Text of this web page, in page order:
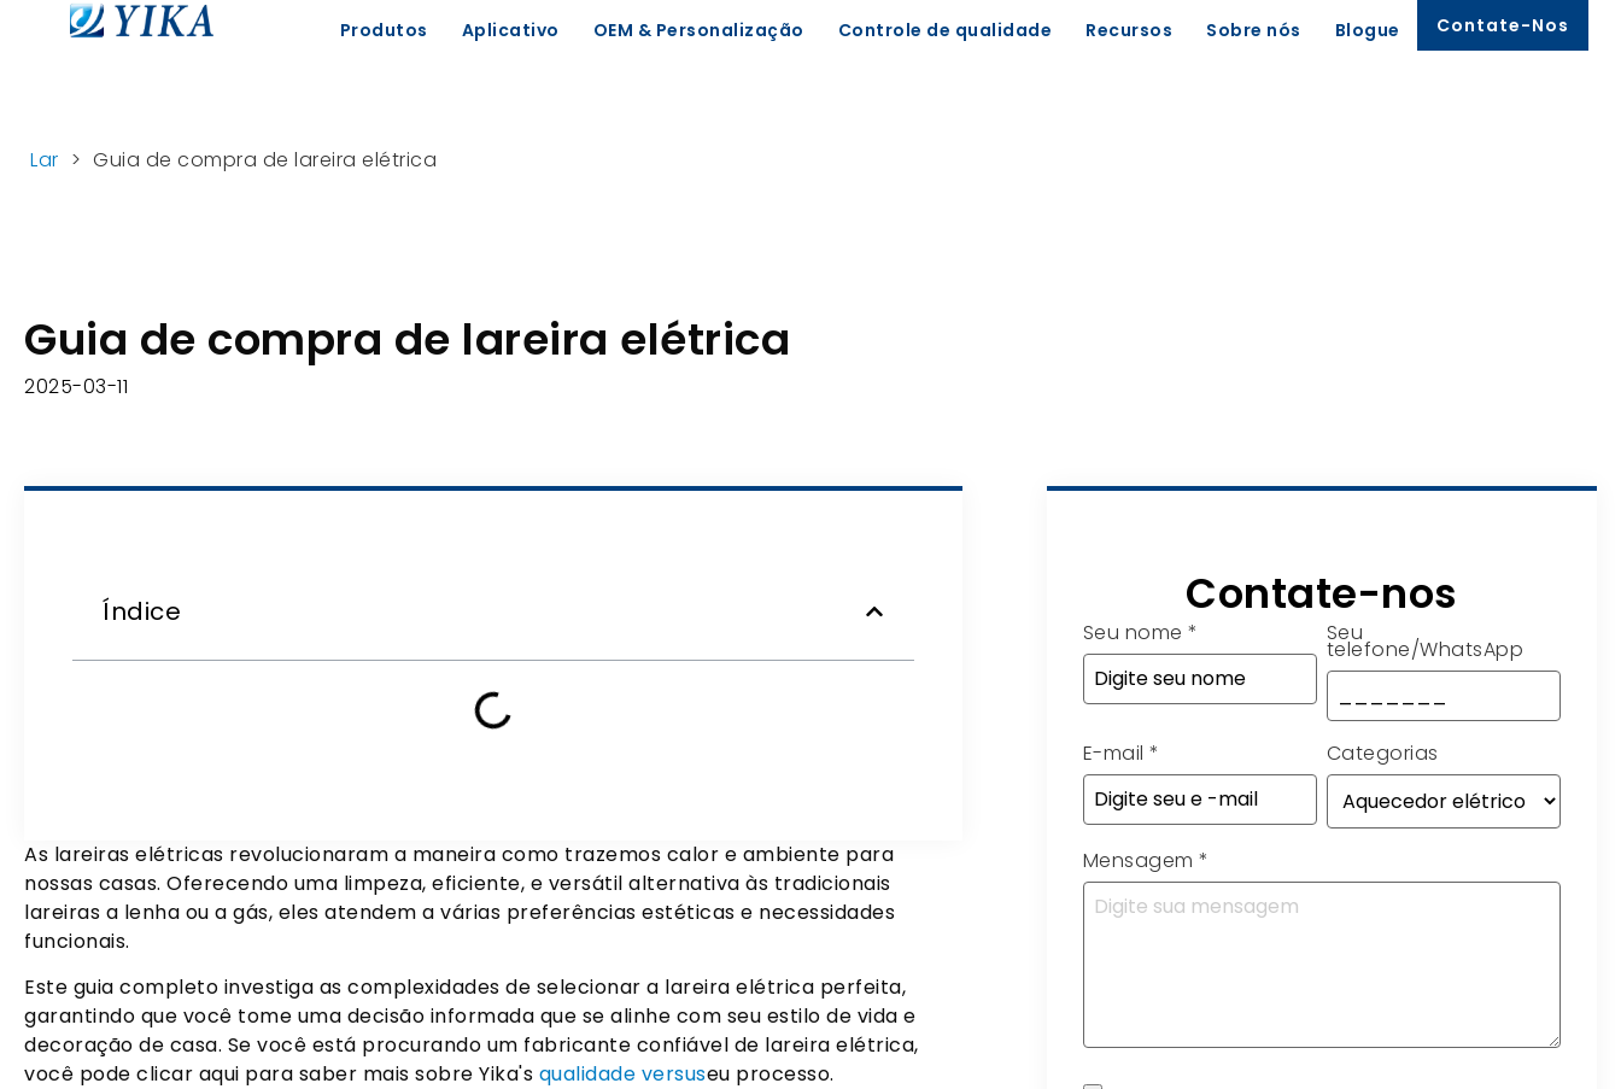
Produtos Aplicativo OEM & Personalização Controle de qualidade Recursos Sobre nós Blogue Contate-Nos
Lar > Guia de compra de lareira elétrica
Guia de compra de lareira elétrica
2025-03-11
Índice
As lareiras elétricas revolucionaram a maneira como trazemos calor e ambiente para
nossas casas. Oferecendo uma limpeza, eficiente, e versátil alternativa às tradicionais
lareiras a lenha ou a gás, eles atendem a várias preferências estéticas e necessidades
funcionais.
Este guia completo investiga as complexidades de selecionar a lareira elétrica perfeita,
garantindo que você tome uma decisão informada que se alinhe com seu estilo de vida e
decoração de casa. Se você está procurando um fabricante confiável de lareira elétrica,
você pode clicar aqui para saber mais sobre Yika's qualidade versuseu processo.
Contate-nos
Seu nome * Seu
telefone/WhatsApp
E-mail * Categorias
Mensagem *